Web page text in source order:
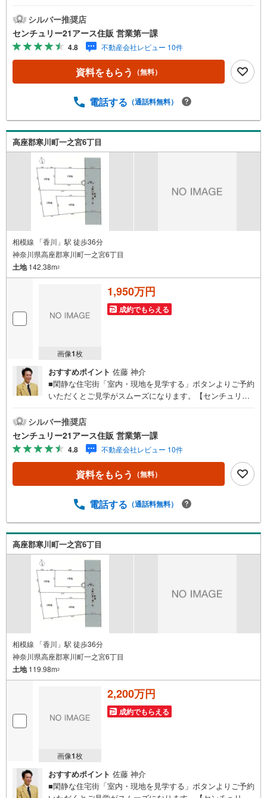
約970店舗あるセンチュリー21のお店。その中でも、アメ
リカ本部が設ける一定基準を満たした、上位4％しか受賞で
きない賞。それが「センチュリオン」です。弊社はそのセ
ンチュリオンを2002年から欠かすことなく取り続けており
ます。◆住宅ローン相談会◆お客様にあった無理のない住
宅ローンの試算やご購入の際に実際かかる諸費用の概算も
っかりとした資金計画のアドバイスをさせて頂きます。◆
ローンは優遇金利が0.1％変わるだけで、支払い総額に大き
な変化が生じます。取引の多い弊社は金融機関の特色、傾
向、トレンドを熟知しておりますので、お客様のニーズに
あった金融機関をご紹介させて頂きます。
シルバー推奨店
センチュリー21アース住販 営業第一課
4.8 不動産会社レビュー 10件
資料をもらう （無料）
電話する （通話料無料）
高座郡寒川町一之宮6丁目
相模線 「香川」駅 徒歩36分
神奈川県高座郡寒川町一之宮6丁目
土地142.38m2
画像1枚
1,950万円
成約でもらえる
おすすめポイント 佐藤 神介
■閑静な住宅街「室内・現地を見学する」ボタンよりご予約
いただくとご見学がスムーズになります。【センチュリー2
約970店舗あるセンチュリー21のお店。その中でも、アメ
リカ本部が設ける一定基準を満たした、上位4％しか受賞で
きない賞。それが「センチュリオン」です。弊社はそのセ
ンチュリオンを2002年から欠かすことなく取り続けており
ます。◆住宅ローン相談会◆お客様にあった無理のない住
宅ローンの試算やご購入の際に実際かかる諸費用の概算も
っかりとした資金計画のアドバイスをさせて頂きます。◆
ローンは優遇金利が0.1％変わるだけで、支払い総額に大き
な変化が生じます。取引の多い弊社は金融機関の特色、傾
向、トレンドを熟知しておりますので、お客様のニーズに
あった金融機関をご紹介させて頂きます。
シルバー推奨店
センチュリー21アース住販 営業第一課
4.8 不動産会社レビュー 10件
資料をもらう （無料）
電話する （通話料無料）
高座郡寒川町一之宮6丁目
相模線 「香川」駅 徒歩36分
神奈川県高座郡寒川町一之宮6丁目
土地119.98m2
画像1枚
2,200万円
成約でもらえる
おすすめポイント 佐藤 神介
■閑静な住宅街「室内・現地を見学する」ボタンよりご予約